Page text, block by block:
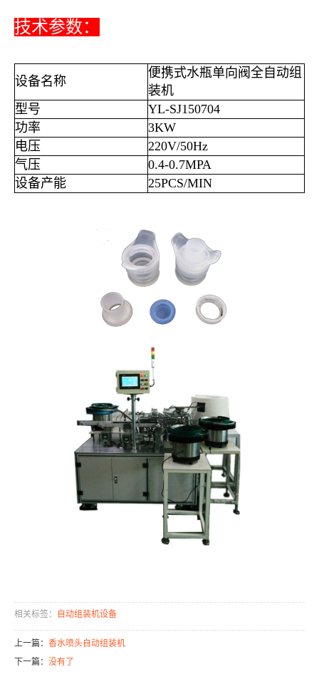
技术参数：
设备名称
便携式水瓶单向阀全自动组
装机
型号
YL-SJ150704
功率
3KW
电压
220V/50Hz
气压
0.4-0.7MPA
设备产能
25PCS/MIN
相关标签： 自动组装机设备
上一篇： 香水喷头自动组装机
下一篇： 没有了